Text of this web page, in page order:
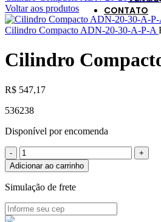
CONTATO
Voltar aos produtos
Cilindro Compacto ADN-20-30-A-P-A
Cilindro
R$ 547,17
536238
Disponível por encomenda
Adicionar ao carrinho
Simulação de frete